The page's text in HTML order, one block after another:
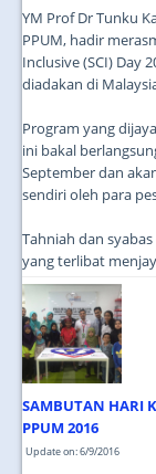
YM Prof Dr Tunku
PPUM, hadir
Inclusive (SCI) Day
diadakan di
Program yang
ini bakal
September dan
sendiri oleh para
Tahniah dan
yang terlibat
SAMBUTAN HARI
PPUM 2016
Update on: 6/9/2016